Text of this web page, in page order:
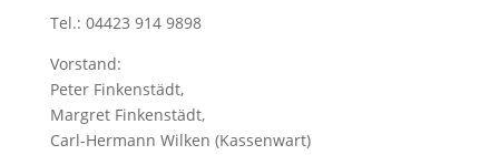
Tel.: 04423 914 9898
Vorstand:
Peter Finkenstädt,
Margret Finkenstädt,
Carl-Hermann Wilken (Kassenwart)